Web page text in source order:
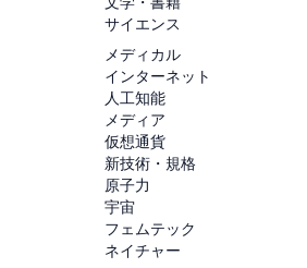
サイエンス
メディカル
インターネット
人工知能
メディア
仮想通貨
新技術・規格
原子力
宇宙
フェムテック
ネイチャー